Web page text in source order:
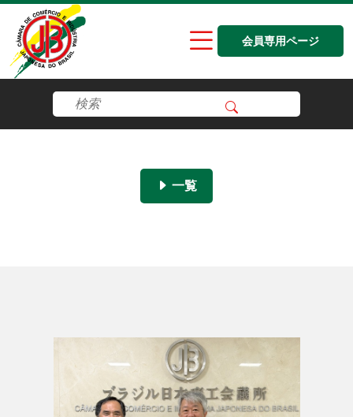
会員専用ページ
一覧